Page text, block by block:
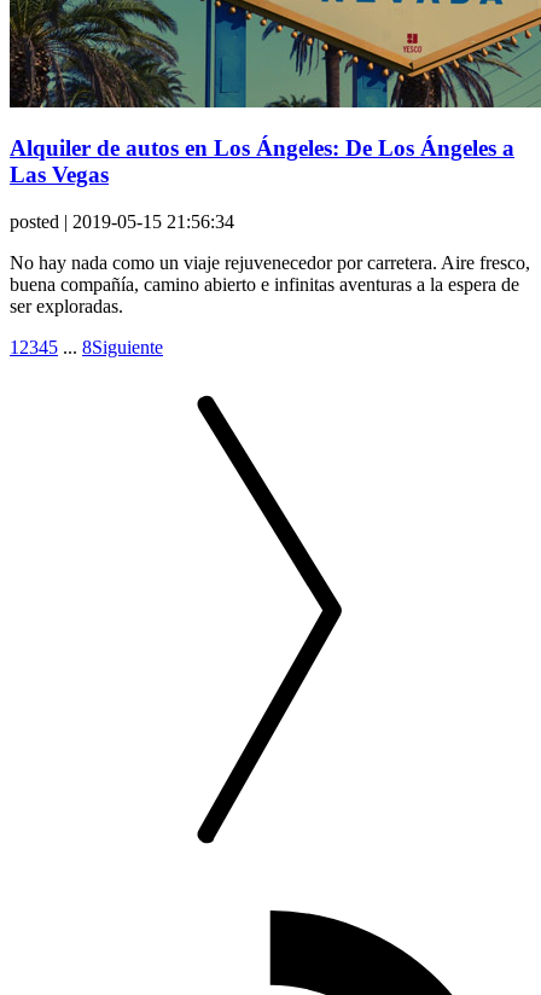
Alquiler de autos en Los Ángeles: De Los Ángeles a
Las Vegas
posted | 2019-05-15 21:56:34
No hay nada como un viaje rejuvenecedor por carretera. Aire fresco,
buena compañía, camino abierto e infinitas aventuras a la espera de
ser exploradas.
1 2345 ... 8Siguiente